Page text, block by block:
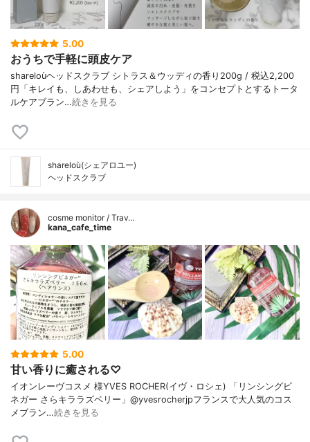
5.00
おうちで手軽に頭皮ケア
shareloùヘッドスクラブ シトラス＆ウッディの香り200g / 税込2,200
円「キレイも、しあわせも、シェアしよう」をコンセプトとするトータ
ルケアブラン…続きを見る
shareloù(シェアロユー)
ヘッドスクラブ
cosme monitor / Trav…
kana_cafe_time
5.00
甘い香りに癒される♡
イオンレーヴコスメ 様YVES ROCHER(イヴ・ロシェ) 「リンシングビ
ネガー さらキララズベリー」@yvesrocherjpフランスで大人気のコス
メブラン…続きを見る